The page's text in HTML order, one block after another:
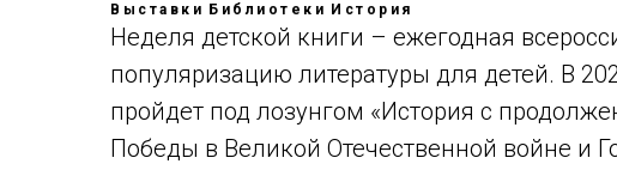
Выставки Библиотеки История
Неделя детской книги – ежегодная
популяризацию литературы для детей. В
пройдет под лозунгом «История с
Победы в Великой Отечественной войне и